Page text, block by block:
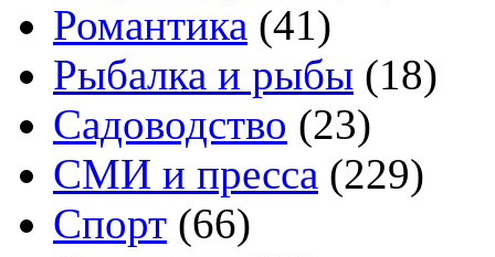
Романтика (41)
Рыбалка и рыбы (18)
Садоводство (23)
СМИ и пресса (229)
Спорт (66)